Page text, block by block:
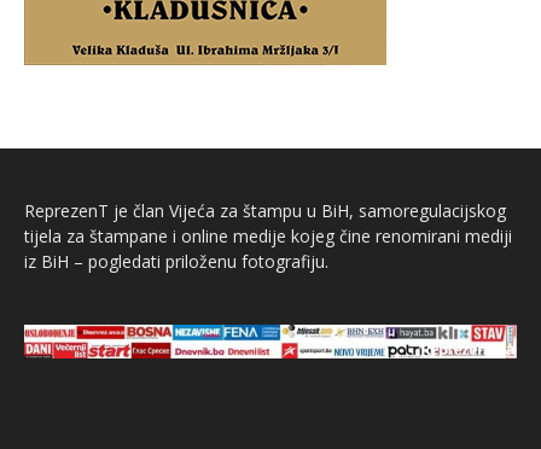
ReprezenT je član Vijeća za štampu u BiH, samoregulacijskog
tijela za štampane i online medije kojeg čine renomirani mediji
iz BiH – pogledati priloženu fotografiju.